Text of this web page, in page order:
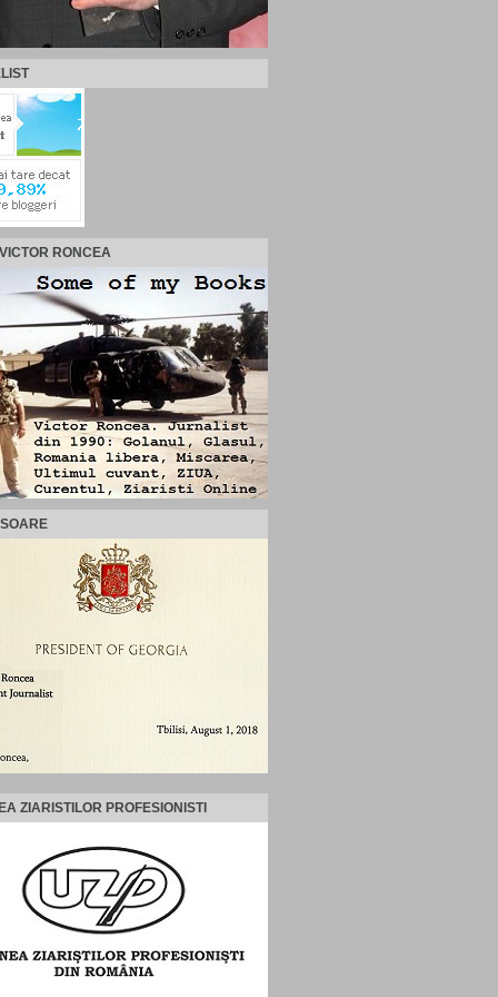
RONCEA
ZIARISTILOR PROFESIONISTI